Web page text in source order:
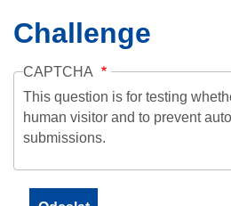
Challenge
CAPTCHA
This question is for testing
human visitor and to prevent
submissions.